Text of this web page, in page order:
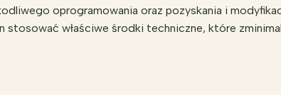
oprogramowania oraz pozyskania i
właściwe środki techniczne, które